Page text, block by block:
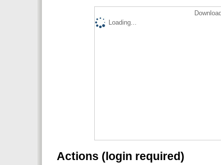
Loading...
Actions (login required)